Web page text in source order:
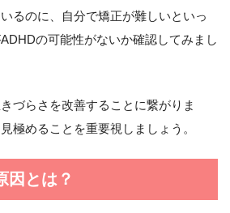
るのに、自分で矯正が難しいといっ
の可能性がないか確認してみまし
づらさを改善することに繋がりま
極めることを重要視しましょう。
因とは？